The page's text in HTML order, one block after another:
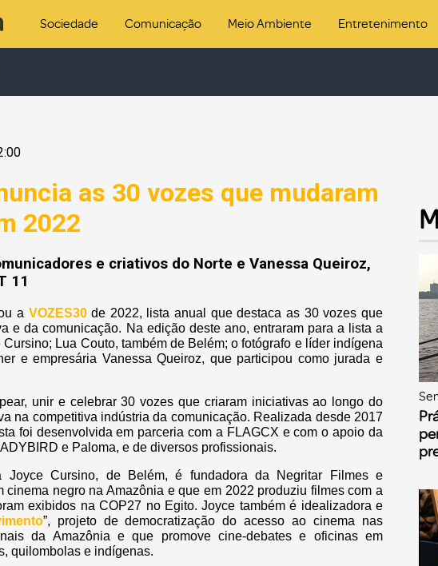
Sociedade Comunicação Meio Ambiente Entretenimento
as 30 vozes que mudaram
2022
e criativos do Norte e Vanessa Queiroz,
11
a VOZES30de 2022, lista anual que destaca as 30 vozes que
e da comunicação. Na edição deste ano, entraram para a lista a
Lua Couto, também de Belém; o fotógrafo e líder indígena
e empresária Vanessa Queiroz, que participou como jurada e
unir e celebrar 30 vozes que criaram iniciativas ao longo do
na competitiva indústria da comunicação. Realizada desde 2017
foi desenvolvida em parceria com a FLAGCX e com o apoio da
e Paloma, e de diversos profissionais.
Joyce Cursino, de Belém, é fundadora da Negritar Filmes e
cinema negro na Amazônia e que em 2022 produziu filmes com a
exibidos na COP27 no Egito. Joyce também é idealizadora e
”, projeto de democratização do acesso ao cinema nas
da Amazônia e que promove cine-debates e oficinas em
quilombolas e indígenas.